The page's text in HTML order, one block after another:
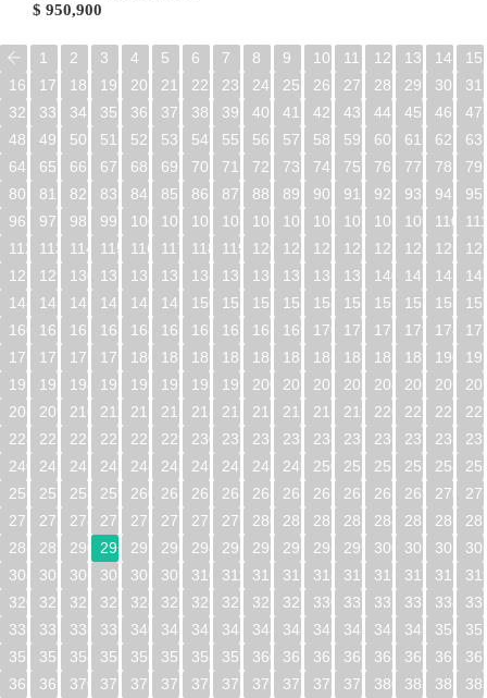
$ 950,900
1 2 3 4 5 6 7 8 9 10 11 12 13 14
15
16
17 18 19 20 21 22 23 24 25 26 27 28 29 30
31
32
33 34 35 36 37 38 39 40 41 42 43 44 45 46
47
48
49 50 51 52 53 54 55 56 57 58 59 60 61 62
63
64
65 66 67 68 69 70 71 72 73 74 75 76 77 78
79
80
81 82 83 84 85 86 87 88 89 90 91 92 93 94
95
96
97 98 99 100 101 102 103 104 105 106 107 108 109 110
112
113 114 115 116 117 118 119 120 121 122 123 124 125 126
128
129 130 131 132 133 134 135 136 137 138 139 140 141 142
144
145 146 147 148 149 150 151 152 153 154 155 156 157 158
160
161 162 163 164 165 166 167 168 169 170 171 172 173 174
176
177 178 179 180 181 182 183 184 185 186 187 188 189 190
192
193 194 195 196 197 198 199 200 201 202 203 204 205 206
208
209 210 211 212 213 214 215 216 217 218 219 220 221 222
224
225 226 227 228 229 230 231 232 233 234 235 236 237 238
240
241 242 243 244 245 246 247 248 249 250 251 252 253 254
256
257 258 259 260 261 262 263 264 265 266 267 268 269 270
272
273 274 275 276 277 278 279 280 281 282 283 284 285 286
288
289 290 291 292 293 294 295 296 297 298 299 300 301 302
304
305 306 307 308 309 310 311 312 313 314 315 316 317 318
320
321 322 323 324 325 326 327 328 329 330 331 332 333 334
336
337 338 339 340 341 342 343 344 345 346 347 348 349 350
352
353 354 355 356 357 358 359 360 361 362 363 364 365 366
368
369 370 371 372 373 374 375 376 377 378 379 380 381 382